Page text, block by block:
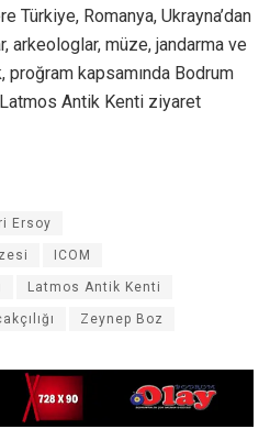
Türkiye, Romanya, Ukrayna’dan
arkeologlar, müze, jandarma ve
kapsamında Bodrum
Antik Kenti ziyaret
Ersoy
ICOM
Latmos Antik Kenti
Zeynep Boz